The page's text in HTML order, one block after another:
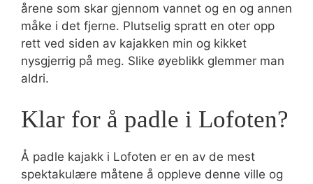
årene som skar gjennom vannet og en og annen
måke i det fjerne. Plutselig spratt en oter opp
rett ved siden av kajakken min og kikket
nysgjerrig på meg. Slike øyeblikk glemmer man
aldri.
Klar for å padle i Lofoten?
Å padle kajakk i Lofoten er en av de mest
spektakulære måtene å oppleve denne ville og